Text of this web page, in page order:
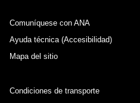
Comuníquese con ANA
Ayuda técnica (Accesibilidad)
Mapa del sitio
Condiciones de transporte